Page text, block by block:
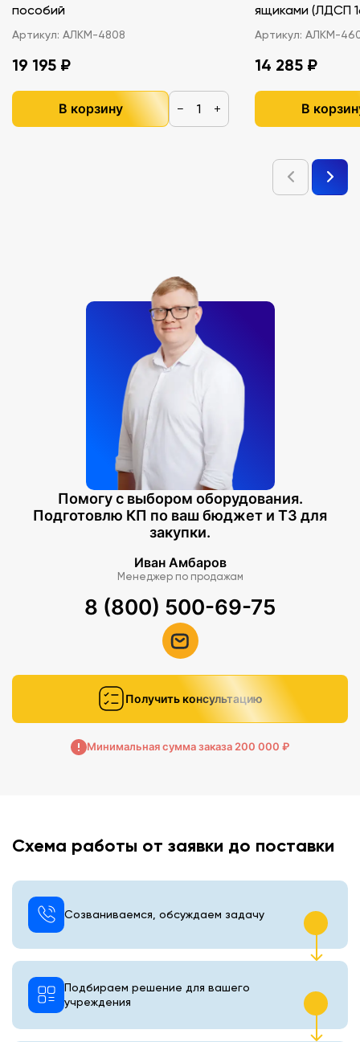
пособий
Артикул: АЛКМ-4808
19 195 ₽
В корзину − +
ящиками
Артикул: АЛКМ-
14 285 ₽
В
Помогу с выбором оборудования.
Подготовлю КП по ваш бюджет и ТЗ для
закупки.
Иван Амбаров
Менеджер по продажам
8 (800) 500-69-75
Получить консультацию
Минимальная сумма заказа 200 000 ₽
Схема работы от заявки до поставки
Созваниваемся, обсуждаем задачу
Подбираем решение для вашего
учреждения